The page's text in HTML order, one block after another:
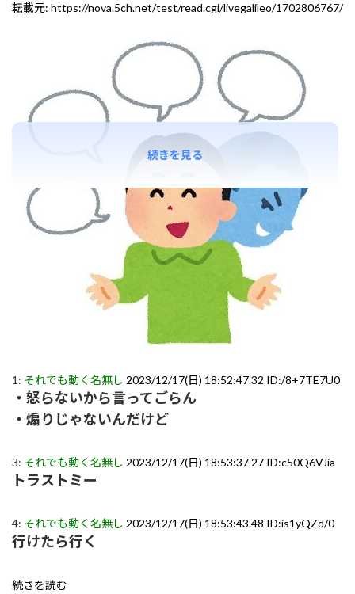
転載元: https://nova.5ch.net/test/read.cgi/livegalileo/1702806767/
1: それでも動く名無し 2023/12/17(日) 18:52:47.32 ID:/8+7TE7U0
・怒らないから言ってごらん
・煽りじゃないんだけど
3: それでも動く名無し 2023/12/17(日) 18:53:37.27 ID:c50Q6VJia
トラストミー
4: それでも動く名無し 2023/12/17(日) 18:53:43.48 ID:is1yQZd/0
行けたら行く
続きを読む
続きを見る